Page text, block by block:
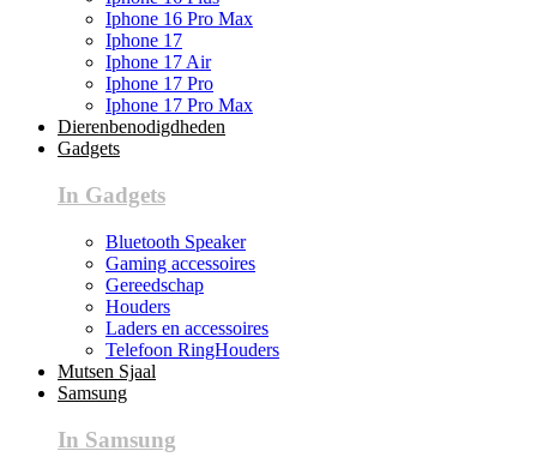
Iphone 16 Pro Max
Iphone 17
Iphone 17 Air
Iphone 17 Pro
Iphone 17 Pro Max
Dierenbenodigdheden
Gadgets
In Gadgets
Bluetooth Speaker
Gaming accessoires
Gereedschap
Houders
Laders en accessoires
Telefoon RingHouders
Mutsen Sjaal
Samsung
In Samsung